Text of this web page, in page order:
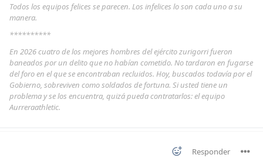
Todos los equipos felices se parecen. Los infelices lo son cada uno a su
manera.
**********
En 2026 cuatro de los mejores hombres del ejército zurigorri fueron
baneados por un delito que no habían cometido. No tardaron en fugarse
del foro en el que se encontraban recluidos. Hoy, buscados todavía por el
Gobierno, sobreviven como soldados de fortuna. Si usted tiene un
problema y se los encuentra, quizá pueda contratarlos: el equipo
Aurreraathletic.
Responder